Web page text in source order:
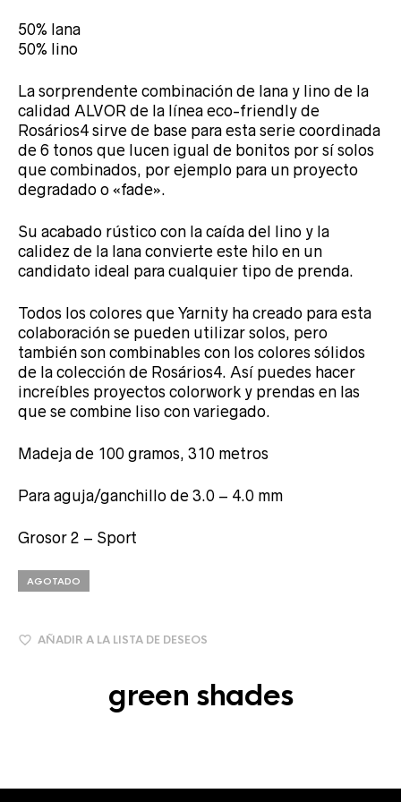
green shades
50% lana
50% lino
La sorprendente combinación de lana y lino de la
calidad ALVOR de la línea eco-friendly de
Rosários4 sirve de base para esta serie coordinada
de 6 tonos que lucen igual de bonitos por sí solos
que combinados, por ejemplo para un proyecto
degradado o «fade».
Su acabado rústico con la caída del lino y la
calidez de la lana convierte este hilo en un
candidato ideal para cualquier tipo de prenda.
Todos los colores que Yarnity ha creado para esta
colaboración se pueden utilizar solos, pero
también son combinables con los colores sólidos
de la colección de Rosários4. Así puedes hacer
increíbles proyectos colorwork y prendas en las
que se combine liso con variegado.
Madeja de 100 gramos, 310 metros
Para aguja/ganchillo de 3.0 – 4.0 mm
Grosor 2 – Sport
AGOTADO
AÑADIR A LA LISTA DE DESEOS